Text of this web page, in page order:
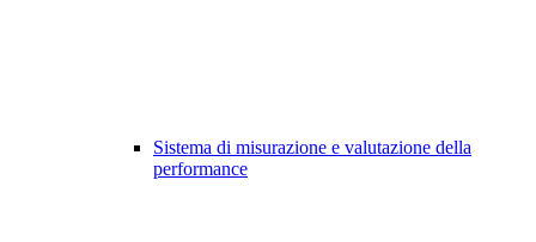
Sistema di misurazione e valutazione della
performance